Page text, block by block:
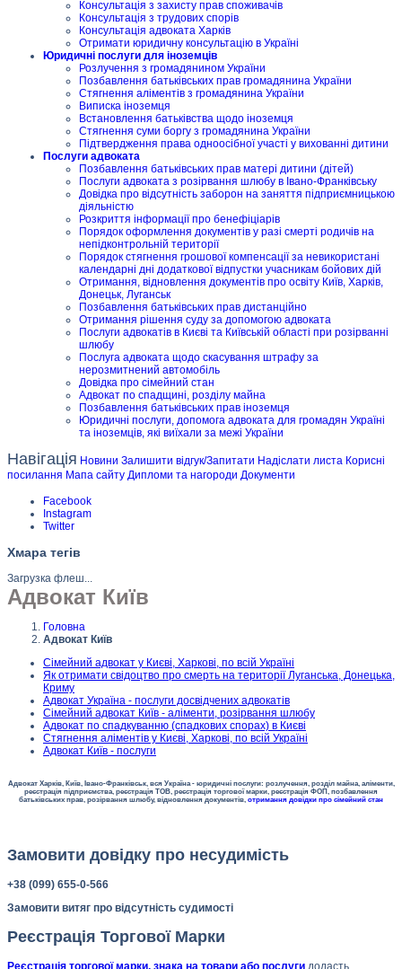
Консультація з захисту прав споживачів
Консультація з трудових спорів
Консультація адвоката Харків
Отримати юридичну консультацію в Україні
Юридичні послуги для іноземців
Розлучення з громадянином України
Позбавлення батьківських прав громадянина України
Стягнення аліментів з громадянина України
Виписка іноземця
Встановлення батьківства щодо іноземця
Стягнення суми боргу з громадянина України
Підтвердження права одноосібної участі у вихованні дитини
Послуги адвоката
Позбавлення батьківських прав матері дитини (дітей)
Послуги адвоката з розірвання шлюбу в Івано-Франківську
Довідка про відсутність заборон на заняття підприємницькою
діяльністю
Розкриття інформації про бенефіціарів
Порядок оформлення документів у разі смерті родичів на
непідконтрольній території
Порядок стягнення грошової компенсації за невикористані
календарні дні додаткової відпустки учасникам бойових дій
Отримання, відновлення документів про освіту Київ, Харків,
Донецьк, Луганськ
Позбавлення батьківських прав дистанційно
Отримання рішення суду за допомогою адвоката
Послуги адвокатів в Києві та Київській області при розірванні
шлюбу
Послуга адвоката щодо скасування штрафу за
нерозмитнений автомобіль
Довідка про сімейний стан
Адвокат по спадщині, розділу майна
Позбавлення батьківських прав іноземця
Юридичні послуги, допомога адвоката для громадян Україні
та іноземців, які виїхали за межі України
Навігація Новини Залишити відгук/Запитати Надіслати листа Корисні
посилання Мапа сайту Дипломи та нагороди Документи
Facebook
Instagram
Twitter
Хмара тегів
Загрузка флеш...
Адвокат Київ
Головна
Адвокат Київ
Сімейний адвокат у Києві, Харкові, по всій Україні
Як отримати свідоцтво про смерть на території Луганська, Донецька,
Криму
Адвокат Україна - послуги досвідчених адвокатів
Сімейний адвокат Київ - аліменти, розірвання шлюбу
Адвокат по спадкуванню (спадкових спорах) в Києві
Стягнення аліментів у Києві, Харкові, по всій Україні
Адвокат Київ - послуги
Адвокат Харків, Київ, Івано-Франківськ, вся Україна - юридичні послуги: розлучення, розділ майна, аліменти,
реєстрація підприємства, реєстрація ТОВ, реєстрація торгової марки, реєстрація ФОП, позбавлення
батьківських прав, розірвання шлюбу, відновлення документів, отримання довідки про сімейний стан
Замовити довідку про несудимість
+38 (099) 655-0-566
Замовити витяг про відсутність судимості
Реєстрація Торгової Марки
Реєстрація торгової марки, знака на товари або послуги додасть